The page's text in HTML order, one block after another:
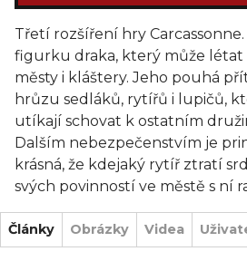
Třetí rozšíření hry
figurku draka, který může létat
městy i kláštery. Jeho pouhá
hrůzu sedláků, rytířů i lupičů,
utíkají schovat k ostatním
Dalším nebezpečenstvím je
krásná, že kdejaký rytíř ztratí
svých povinností ve městě s ní
ještě figurka víly, která dokáže
drakem a nové kartičky krajiny
městě a další.
Články Obrázky Videa